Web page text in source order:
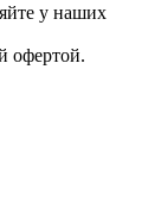
у наших
офертой.